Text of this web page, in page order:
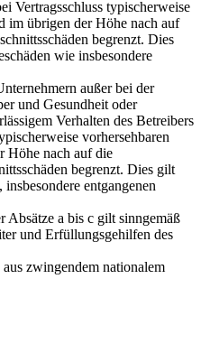
Vertragsschluss typischerweise
im übrigen der Höhe nach auf
begrenzt. Dies
wie insbesondere
außer bei der
und Gesundheit oder
Verhalten des Betreibers
vorhersehbaren
Höhe nach auf die
begrenzt. Dies gilt
entgangenen
Absätze a bis c gilt sinngemäß
und Erfüllungsgehilfen des
zwingendem nationalem